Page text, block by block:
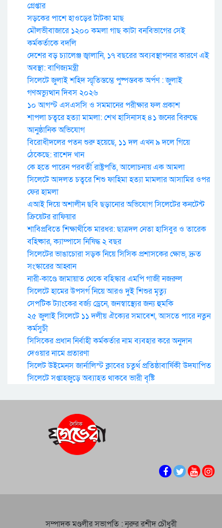
গ্রেপ্তার
সড়কের পাশে হাওড়ের টাটকা মাছ
মৌলভীবাজারে ১২০০ কমলা গাছ কাটা বনবিভাগের সেই
কর্মকর্তাকে বদলি
দেশের বড় চ্যালেঞ্জ জ্বালানি, ১৭ বছরের অব্যবস্থাপনার কারণে এই
অবস্থা: বাণিজ্যমন্ত্রী
সিলেটে জুলাই শহিদ স্মৃতিস্তম্ভে পুষ্পস্তবক অর্পণ : জুলাই
গণঅভ্যুত্থান দিবস ২০২৬
১০ আগস্ট এসএসসি ও সমমানের পরীক্ষার ফল প্রকাশ
শাপলা চত্বরে হত্যা মামলা: শেখ হাসিনাসহ ৪১ জনের বিরুদ্ধে
আনুষ্ঠানিক অভিযোগ
বিরোধীদলের পতন শুরু হয়েছে, ১১ দল এখন ৯ দলে গিয়ে
ঠেকেছে: রাশেদ খান
কে হতে পারেন পরবর্তী রাষ্ট্রপতি, আলোচনায় এক আমলা
সিলেটে আদলত চত্বরে শিশু ফাহিমা হত্যা মামলার আসামির ওপর
ফের হামলা
এআই দিয়ে অশালীন ছবি ছড়ানোর অভিযোগ সিলেটের কনটেন্ট
ক্রিয়েটর রাফিয়ার
শাবিপ্রবিতে শিক্ষার্থীকে মারধর: ছাত্রদল নেতা হাসিবুর ও তারেক
বহিষ্কার, ক্যাম্পাসে নিষিদ্ধ ২ বছর
সিলেটের ভাঙাচোরা সড়ক নিয়ে সিসিক প্রশাসকের ক্ষোভ, দ্রুত
সংস্কারের আহ্বান
নারী-কাণ্ডে জামায়াত থেকে বহিস্কার এমপি গাজী নজরুল
সিলেটে হামের উপসর্গ নিয়ে আরও দুই শিশুর মৃত্যু
সেপটিক ট্যাংকের বর্জ্য ড্রেনে, জনস্বাস্থ্যের জন্য হুমকি
২৫ জুলাই সিলেটে ১১ দলীয় ঐক্যের সমাবেশ, আসতে পারে নতুন
কর্মসুচী
সিসিকের প্রধান নির্বাহী কর্মকর্তার নাম ব্যবহার করে অনুদান
দেওয়ার নামে প্রতারণা
সিলেট উইমেনস জার্নালিস্ট ক্লাবের চতুর্থ প্রতিষ্ঠাবার্ষিকী উদযাপিত
সিলেটে সপ্তাহজুড়ে অব্যাহত থাকবে ভারী বৃষ্টি
সম্পাদক মণ্ডলীর সভাপতি : নূরুর রশীদ চৌধুরী